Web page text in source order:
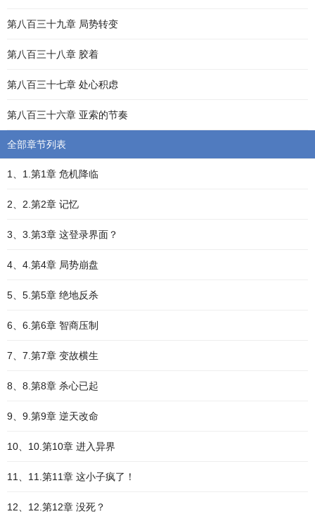
第八百三十九章 局势转变
第八百三十八章 胶着
第八百三十七章 处心积虑
第八百三十六章 亚索的节奏
全部章节列表
1、1.第1章 危机降临
2、2.第2章 记忆
3、3.第3章 这登录界面？
4、4.第4章 局势崩盘
5、5.第5章 绝地反杀
6、6.第6章 智商压制
7、7.第7章 变故横生
8、8.第8章 杀心已起
9、9.第9章 逆天改命
10、10.第10章 进入异界
11、11.第11章 这小子疯了！
12、12.第12章 没死？